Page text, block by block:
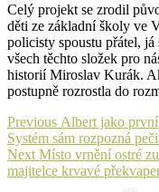
Celý projekt se zrodil
děti ze základní školy ve
policisty spoustu přátel,
všech těchto složek pro
historií Miroslav Kurák.
postupně rozrostla do
Navigace
pro
příspěvek
Previous Previous
post:
Albert jako
Systém sám rozpozná
Next Next
post:
Místo vrnění ostré
majitelce krvavé